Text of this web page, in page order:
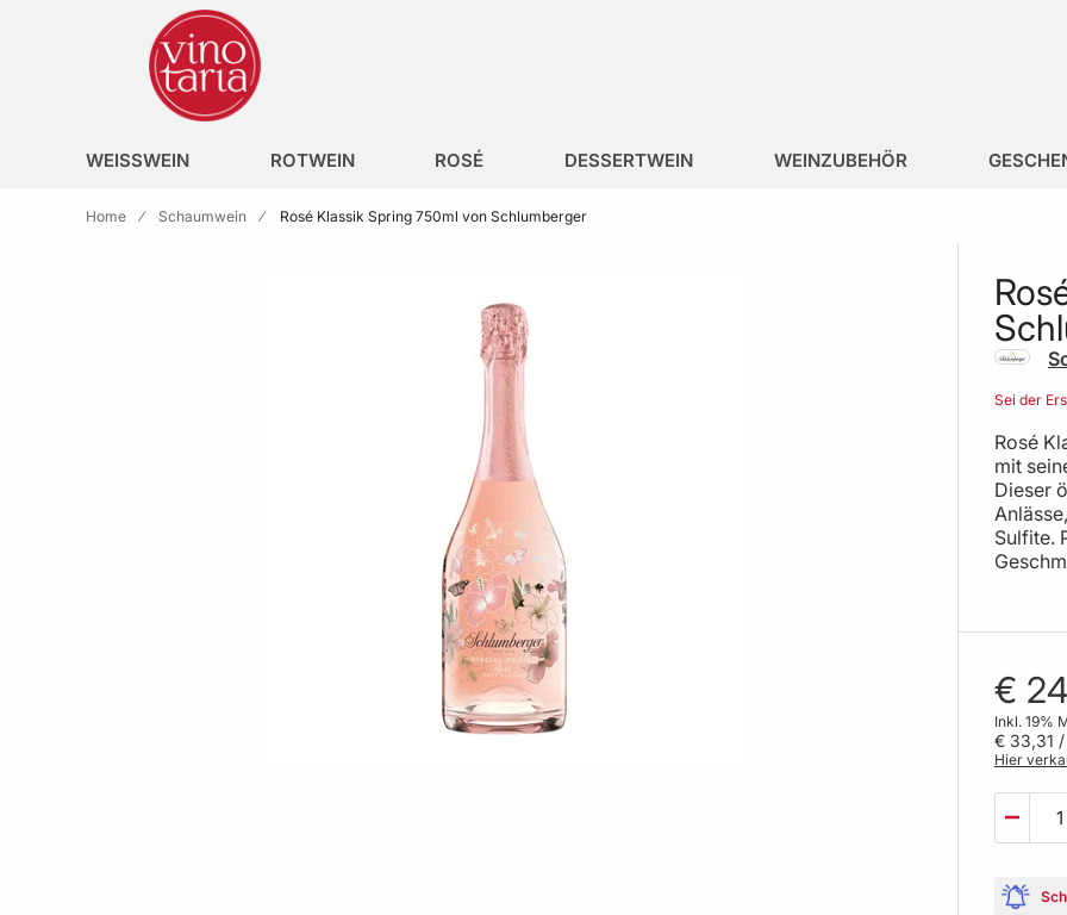
Zur Homepage
WEISSWEIN ROTWEIN ROSÉ DESSERTWEIN WEINZUBEHÖR
Home Schaumwein Rosé Klassik Spring 750ml von Schlumberger
Sei der
Rosé
mit
Dieser
Sulfite.
€
Inkl. 19%
€ 33,31
Hier